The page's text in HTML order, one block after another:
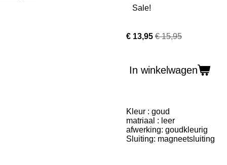
Sale!
€ 13,95 € 15,95
In winkelwagen
Kleur : goud
matriaal : leer
afwerking: goudkleurig
Sluiting: magneetsluiting